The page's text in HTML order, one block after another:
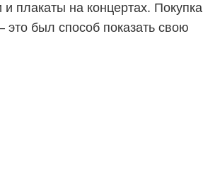
плакаты на концертах. Покупка
это был способ показать свою